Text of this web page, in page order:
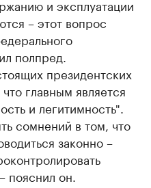
и эксплуатации
– этот вопрос
полпред.
президентских
главным является
и легитимность".
сомнений в том, что
законно –
пояснил он.